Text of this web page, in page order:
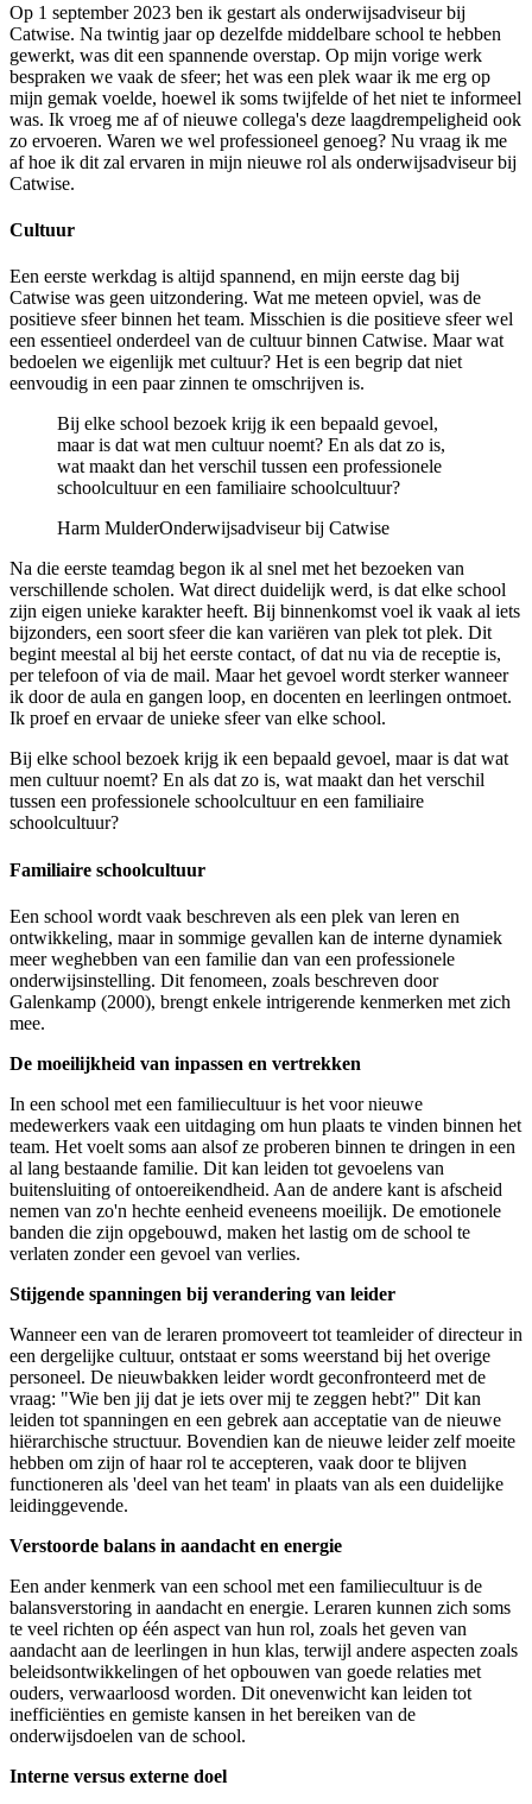
Op 1 september 2023 ben ik gestart als onderwijsadviseur bij
Catwise. Na twintig jaar op dezelfde middelbare school te hebben
gewerkt, was dit een spannende overstap. Op mijn vorige werk
bespraken we vaak de sfeer; het was een plek waar ik me erg op
mijn gemak voelde, hoewel ik soms twijfelde of het niet te informeel
was. Ik vroeg me af of nieuwe collega's deze laagdrempeligheid ook
zo ervoeren. Waren we wel professioneel genoeg? Nu vraag ik me
af hoe ik dit zal ervaren in mijn nieuwe rol als onderwijsadviseur bij
Catwise.
Cultuur
Een eerste werkdag is altijd spannend, en mijn eerste dag bij
Catwise was geen uitzondering. Wat me meteen opviel, was de
positieve sfeer binnen het team. Misschien is die positieve sfeer wel
een essentieel onderdeel van de cultuur binnen Catwise. Maar wat
bedoelen we eigenlijk met cultuur? Het is een begrip dat niet
eenvoudig in een paar zinnen te omschrijven is.
Bij elke school bezoek krijg ik een bepaald gevoel,
maar is dat wat men cultuur noemt? En als dat zo is,
wat maakt dan het verschil tussen een professionele
schoolcultuur en een familiaire schoolcultuur?
Harm MulderOnderwijsadviseur bij Catwise
Na die eerste teamdag begon ik al snel met het bezoeken van
verschillende scholen. Wat direct duidelijk werd, is dat elke school
zijn eigen unieke karakter heeft. Bij binnenkomst voel ik vaak al iets
bijzonders, een soort sfeer die kan variëren van plek tot plek. Dit
begint meestal al bij het eerste contact, of dat nu via de receptie is,
per telefoon of via de mail. Maar het gevoel wordt sterker wanneer
ik door de aula en gangen loop, en docenten en leerlingen ontmoet.
Ik proef en ervaar de unieke sfeer van elke school.
Bij elke school bezoek krijg ik een bepaald gevoel, maar is dat wat
men cultuur noemt? En als dat zo is, wat maakt dan het verschil
tussen een professionele schoolcultuur en een familiaire
schoolcultuur?
Familiaire schoolcultuur
Een school wordt vaak beschreven als een plek van leren en
ontwikkeling, maar in sommige gevallen kan de interne dynamiek
meer weghebben van een familie dan van een professionele
onderwijsinstelling. Dit fenomeen, zoals beschreven door
Galenkamp (2000), brengt enkele intrigerende kenmerken met zich
mee.
De moeilijkheid van inpassen en vertrekken
In een school met een familiecultuur is het voor nieuwe
medewerkers vaak een uitdaging om hun plaats te vinden binnen het
team. Het voelt soms aan alsof ze proberen binnen te dringen in een
al lang bestaande familie. Dit kan leiden tot gevoelens van
buitensluiting of ontoereikendheid. Aan de andere kant is afscheid
nemen van zo'n hechte eenheid eveneens moeilijk. De emotionele
banden die zijn opgebouwd, maken het lastig om de school te
verlaten zonder een gevoel van verlies.
Stijgende spanningen bij verandering van leider
Wanneer een van de leraren promoveert tot teamleider of directeur in
een dergelijke cultuur, ontstaat er soms weerstand bij het overige
personeel. De nieuwbakken leider wordt geconfronteerd met de
vraag: "Wie ben jij dat je iets over mij te zeggen hebt?" Dit kan
leiden tot spanningen en een gebrek aan acceptatie van de nieuwe
hiërarchische structuur. Bovendien kan de nieuwe leider zelf moeite
hebben om zijn of haar rol te accepteren, vaak door te blijven
functioneren als 'deel van het team' in plaats van als een duidelijke
leidinggevende.
Verstoorde balans in aandacht en energie
Een ander kenmerk van een school met een familiecultuur is de
balansverstoring in aandacht en energie. Leraren kunnen zich soms
te veel richten op één aspect van hun rol, zoals het geven van
aandacht aan de leerlingen in hun klas, terwijl andere aspecten zoals
beleidsontwikkelingen of het opbouwen van goede relaties met
ouders, verwaarloosd worden. Dit onevenwicht kan leiden tot
inefficiënties en gemiste kansen in het bereiken van de
onderwijsdoelen van de school.
Interne versus externe doel